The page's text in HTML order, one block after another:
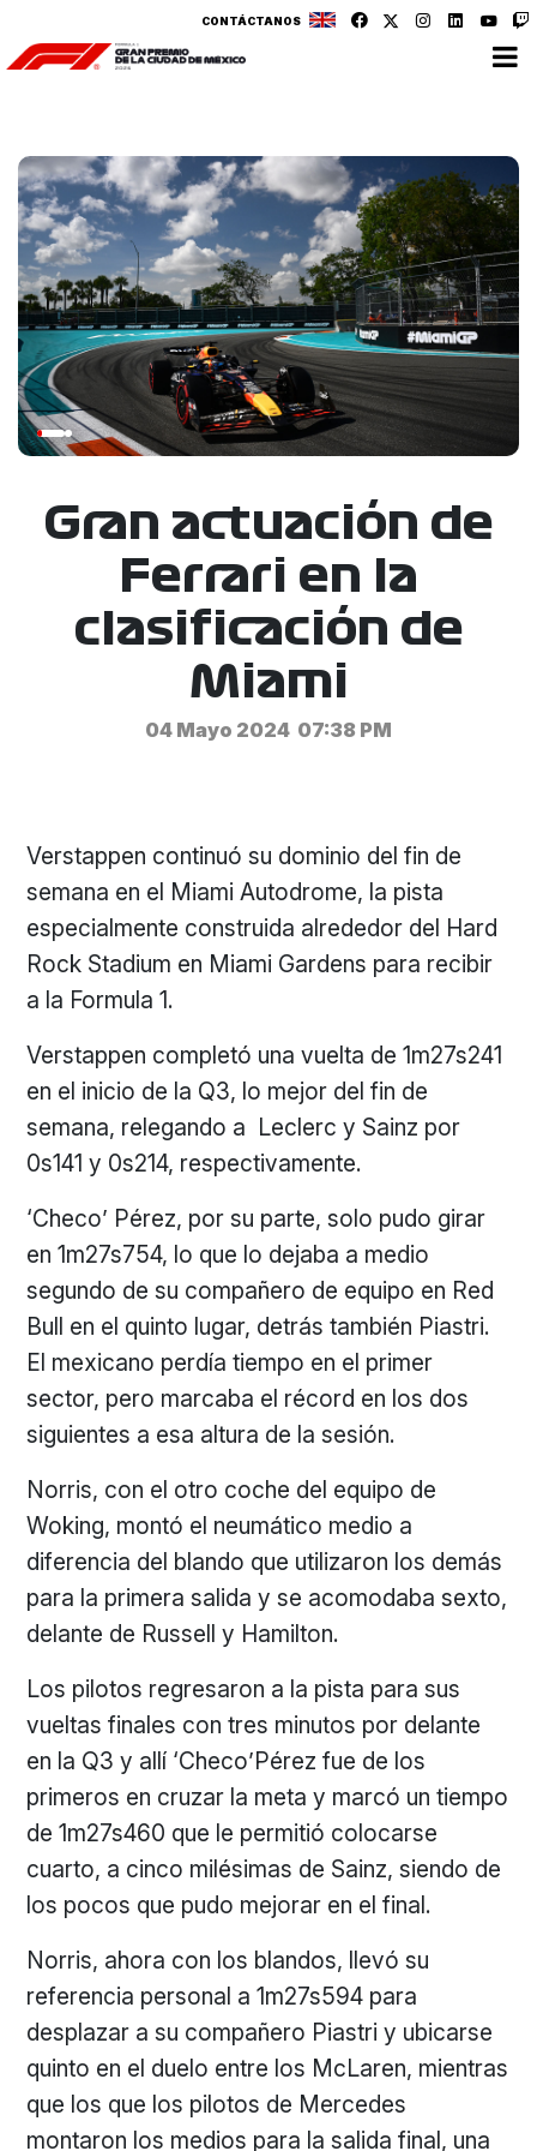
CONTÁCTANOS
Gran actuación de
Ferrari en la
clasificación de
Miami
04 Mayo 2024 07:38 PM
Verstappen continuó su dominio del fin de
semana en el Miami Autodrome, la pista
especialmente construida alrededor del Hard
Rock Stadium en Miami Gardens para recibir
a la Formula 1.
Verstappen completó una vuelta de 1m27s241
en el inicio de la Q3, lo mejor del fin de
semana, relegando a Leclerc y Sainz por
0s141 y 0s214, respectivamente.
‘Checo’ Pérez, por su parte, solo pudo girar
en 1m27s754, lo que lo dejaba a medio
segundo de su compañero de equipo en Red
Bull en el quinto lugar, detrás también Piastri.
El mexicano perdía tiempo en el primer
sector, pero marcaba el récord en los dos
siguientes a esa altura de la sesión.
Norris, con el otro coche del equipo de
Woking, montó el neumático medio a
diferencia del blando que utilizaron los demás
para la primera salida y se acomodaba sexto,
delante de Russell y Hamilton.
Los pilotos regresaron a la pista para sus
vueltas finales con tres minutos por delante
en la Q3 y allí ‘Checo’Pérez fue de los
primeros en cruzar la meta y marcó un tiempo
de 1m27s460 que le permitió colocarse
cuarto, a cinco milésimas de Sainz, siendo de
los pocos que pudo mejorar en el final.
Norris, ahora con los blandos, llevó su
referencia personal a 1m27s594 para
desplazar a su compañero Piastri y ubicarse
quinto en el duelo entre los McLaren, mientras
que los que los pilotos de Mercedes
montaron los medios para la salida final, una